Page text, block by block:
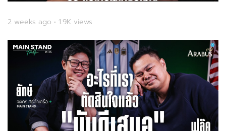
2 weeks ago • 1.9K views